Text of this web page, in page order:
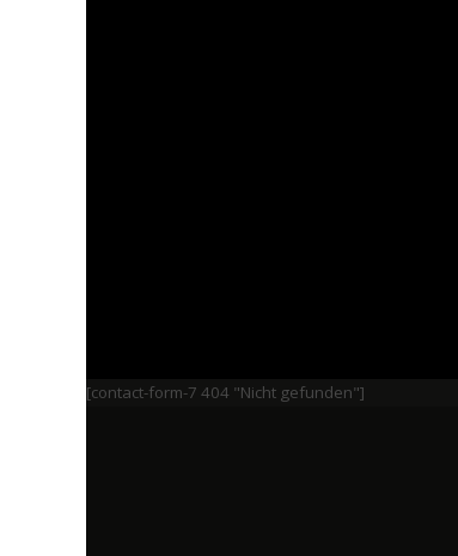
[contact-form-7 404 "Nicht gefunden"]